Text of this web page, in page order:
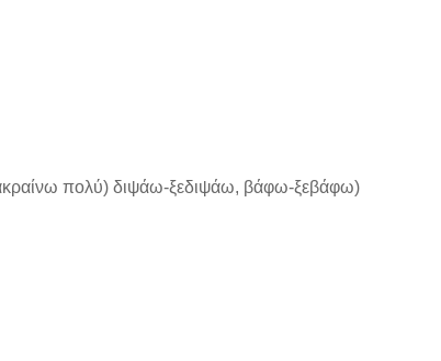
πολύ) διψάω-ξεδιψάω, βάφω-ξεβάφω)